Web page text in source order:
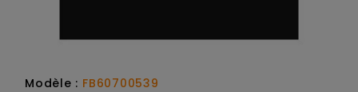
Modèle : FB60700539